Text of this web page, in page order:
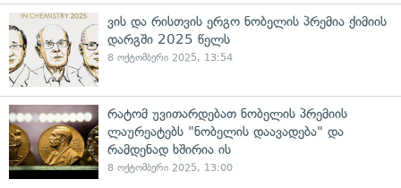
ვის და რისთვის ერგო ნობელის პრემია ქიმიის
დარგში 2025 წელს
8 ოქტომბერი 2025, 13:54
რატომ უვითარდებათ ნობელის პრემიის
ლაურეატებს "ნობელის დაავადება" და
რამდენად ხშირია ის
8 ოქტომბერი 2025, 13:00